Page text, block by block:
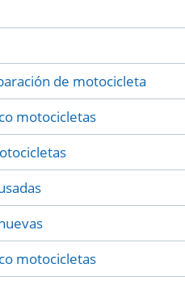
de motocicleta
motocicletas
motocicletas